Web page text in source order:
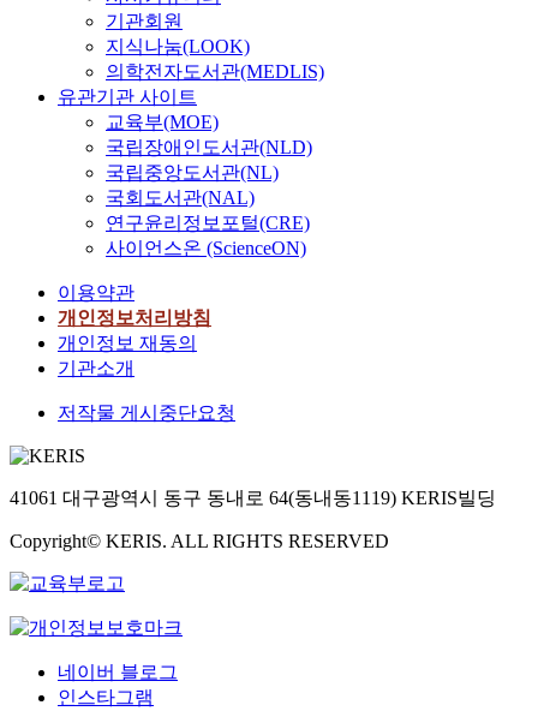
기관회원
지식나눔(LOOK)
의학전자도서관(MEDLIS)
유관기관 사이트
교육부(MOE)
국립장애인도서관(NLD)
국립중앙도서관(NL)
국회도서관(NAL)
연구윤리정보포털(CRE)
사이언스온 (ScienceON)
이용약관
개인정보처리방침
개인정보 재동의
기관소개
저작물 게시중단요청
41061 대구광역시 동구 동내로 64(동내동1119) KERIS빌딩
Copyright© KERIS. ALL RIGHTS RESERVED
네이버 블로그
인스타그램